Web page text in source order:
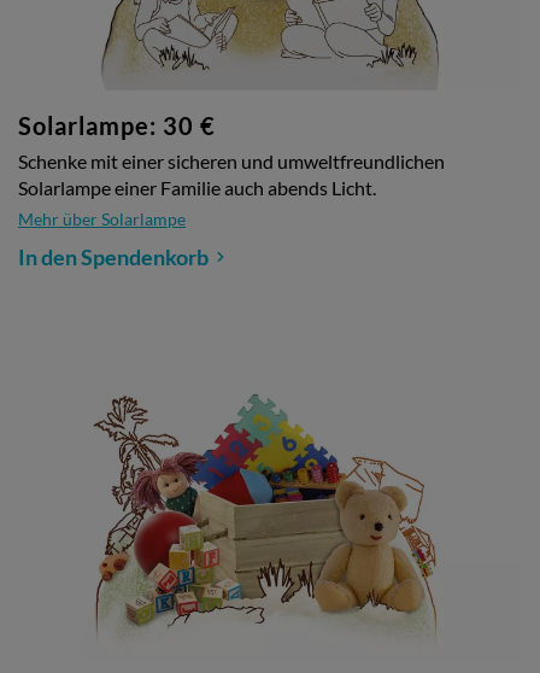
Solarlampe: 30 €
Schenke mit einer sicheren und umweltfreundlichen
Solarlampe einer Familie auch abends Licht.
Mehr über Solarlampe
In den Spendenkorb